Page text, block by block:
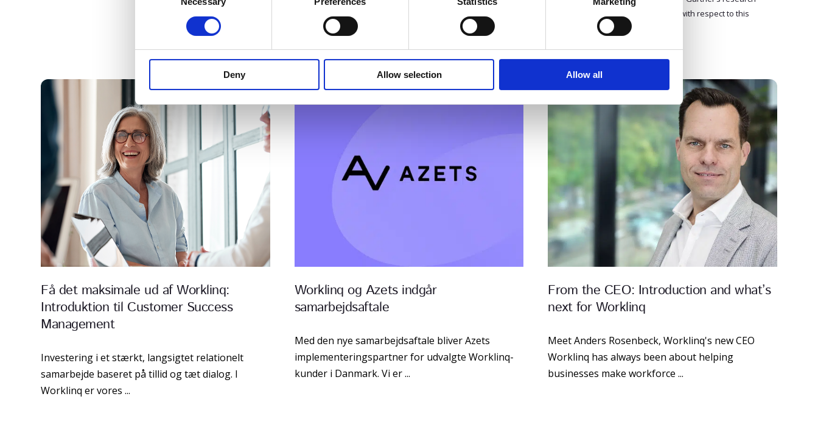
e
l
e
c
i
o
n
Deny Allow selection Allow all
organization and should not be construed as statements of fact. Gartner disclaims all warranties, expressed or implied, with respect to this
research, including any warranties of merchantability or fitness for a particular purpose.
Relateret indhold
Få det maksimale ud af Worklinq:
Introduktion til Customer Success
Management
Investering i et stærkt, langsigtet relationelt
samarbejde baseret på tillid og tæt dialog. I
Worklinq er vores ...
Worklinq og Azets indgår
samarbejdsaftale
Med den nye samarbejdsaftale bliver Azets
implementeringspartner for udvalgte Worklinq-
kunder i Danmark. Vi er ...
From the CEO: Introduction and what’s
next for Worklinq
Meet Anders Rosenbeck, Worklinq's new CEO
Worklinq has always been about helping
businesses make workforce ...